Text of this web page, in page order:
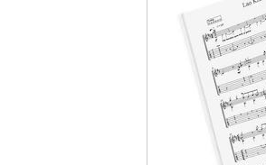
AMI Book 1999-01